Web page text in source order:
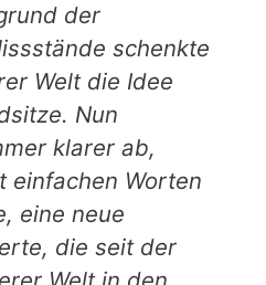
der
schenkte
Welt die Idee
Nun
klarer ab,
einfachen Worten
eine neue
die seit der